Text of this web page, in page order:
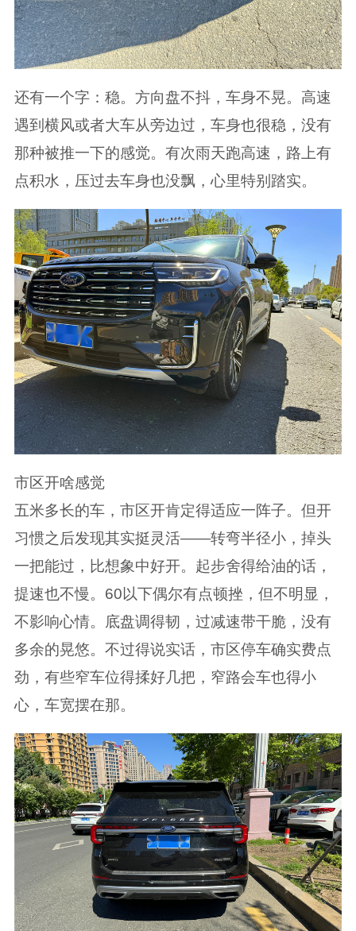
还有一个字：稳。方向盘不抖，车身不晃。高速
遇到横风或者大车从旁边过，车身也很稳，没有
那种被推一下的感觉。有次雨天跑高速，路上有
点积水，压过去车身也没飘，心里特别踏实。
市区开啥感觉
五米多长的车，市区开肯定得适应一阵子。但开
习惯之后发现其实挺灵活——转弯半径小，掉头
一把能过，比想象中好开。起步舍得给油的话，
提速也不慢。60以下偶尔有点顿挫，但不明显，
不影响心情。底盘调得韧，过减速带干脆，没有
多余的晃悠。不过得说实话，市区停车确实费点
劲，有些窄车位得揉好几把，窄路会车也得小
心，车宽摆在那。